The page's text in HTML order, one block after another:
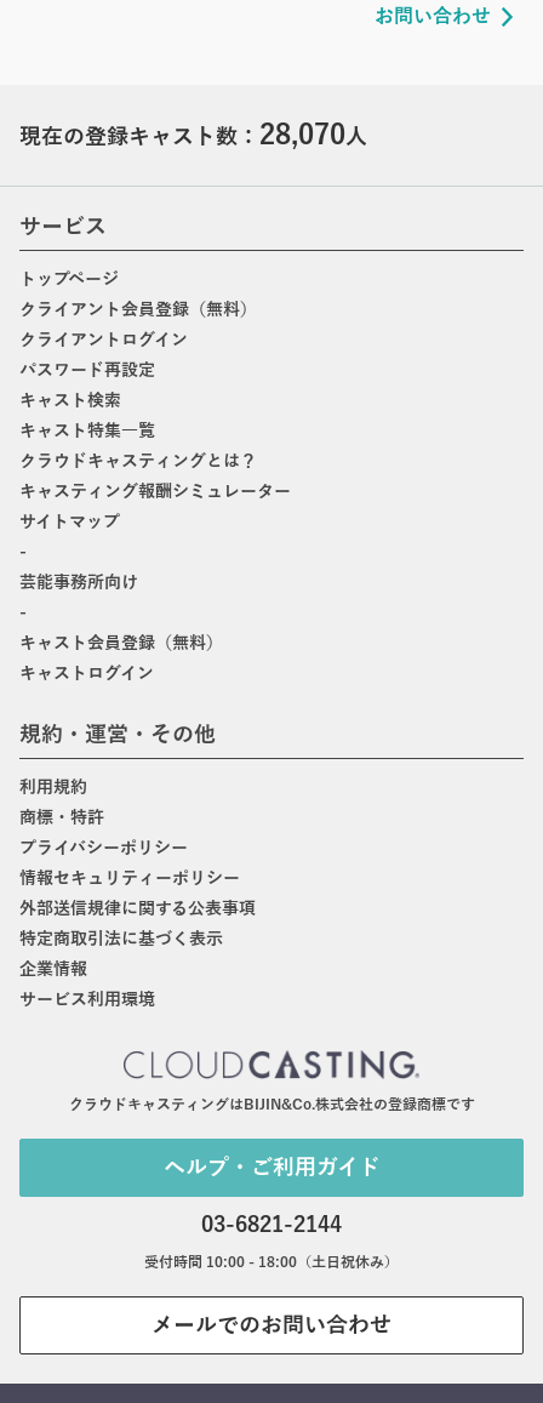
お問い合わせ
現在の登録キャスト数： 28,070人
サービス
トップページ
クライアント会員登録（無料）
クライアントログイン
パスワード再設定
キャスト検索
キャスト特集一覧
クラウドキャスティングとは？
キャスティング報酬シミュレーター
サイトマップ
-
芸能事務所向け
-
キャスト会員登録（無料）
キャストログイン
規約・運営・その他
利用規約
商標・特許
プライバシーポリシー
情報セキュリティーポリシー
外部送信規律に関する公表事項
特定商取引法に基づく表示
企業情報
サービス利用環境
クラウドキャスティングはBIJIN&Co.株式会社の登録商標です
ヘルプ・ご利用ガイド
03-6821-2144
受付時間 10:00 - 18:00（土日祝休み）
メールでのお問い合わせ